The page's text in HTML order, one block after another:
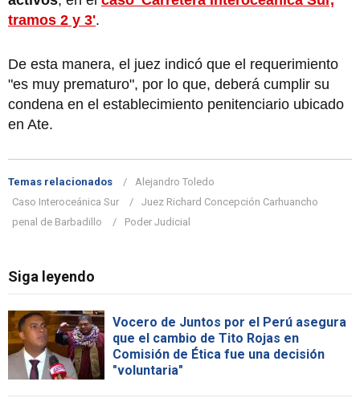
tramos 2 y 3'.
De esta manera, el juez indicó que el requerimiento
"es muy prematuro", por lo que, deberá cumplir su
condena en el establecimiento penitenciario ubicado
en Ate.
Temas relacionados
Alejandro Toledo
Caso Interoceánica Sur
Juez Richard Concepción Carhuancho
penal de Barbadillo
Poder Judicial
Siga leyendo
Vocero de Juntos por el Perú asegura
que el cambio de Tito Rojas en
Comisión de Ética fue una decisión
"voluntaria"